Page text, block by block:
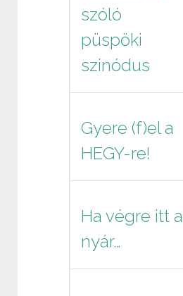
szóló
püspöki
szinódus
Gyere (f)el a
HEGY-re!
Ha végre itt a
nyár…